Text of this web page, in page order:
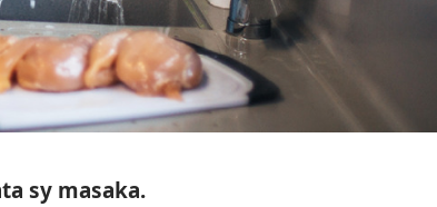
sy masaka.